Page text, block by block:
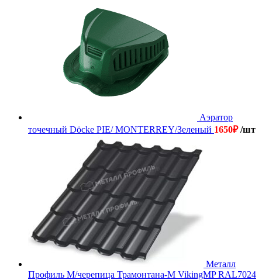
Аэратор
точечный Döcke PIE/ MONTERREY/Зеленый 1650₽/шт
Металл
Профиль М/черепица Трамонтана-М VikingMP RAL7024